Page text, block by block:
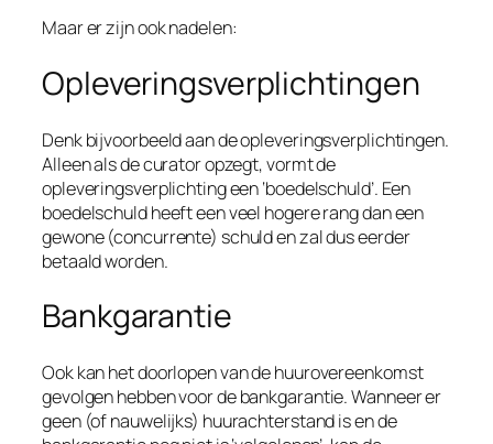
Maar er zijn ook nadelen:
Opleveringsverplichtingen
Denk bijvoorbeeld aan de opleveringsverplichtingen.
Alleen als de curator opzegt, vormt de
opleveringsverplichting een ‘boedelschuld’. Een
boedelschuld heeft een veel hogere rang dan een
gewone (concurrente) schuld en zal dus eerder
betaald worden.
Bankgarantie
Ook kan het doorlopen van de huurovereenkomst
gevolgen hebben voor de bankgarantie. Wanneer er
geen (of nauwelijks) huurachterstand is en de